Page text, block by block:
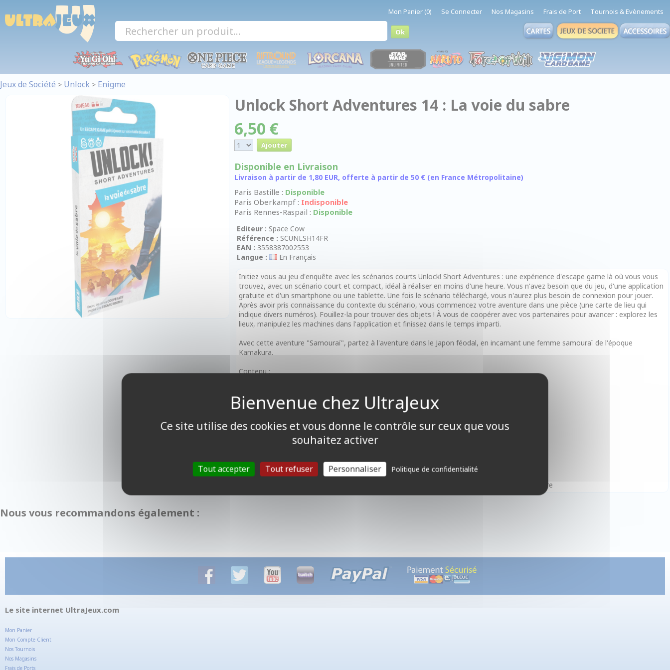
Mon Panier (0) Se Connecter Nos Magasins Frais de Port Tournois & Evènements
Jeux de Société > Unlock > Enigme
Unlock Short Adventures 14 : La voie du sabre
6,50 €
Disponible en Livraison
Livraison à partir de 1,80 EUR, offerte à partir de 50 € (en France Métropolitaine)
Paris Bastille : Disponible
Paris Oberkampf : Indisponible
Paris Rennes-Raspail : Disponible
Editeur : Space Cow
Référence : SCUNLSH14FR
EAN : 3558387002553
Langue :
En Français
Initiez vous au jeu d'enquête avec les scénarios courts Unlock! Short Adventures : une expérience d'escape game là où vous vous
trouvez, avec un scénario court et compact, idéal à réaliser en moins d'une heure. Vous n'avez besoin que du jeu, d'une application
gratuite et d'un smartphone ou une tablette. Une fois le scénario téléchargé, vous n'aurez plus besoin de connexion pour jouer.
Après avoir pris connaissance du contexte du scénario, vous commencez votre aventure dans une pièce (une carte de lieu qui
indique divers numéros). Fouillez-la pour trouver des objets ! À vous de coopérer avec vos partenaires pour avancer : explorez les
lieux, manipulez les machines dans l'application et finissez dans le temps imparti.
Avec cette aventure "Samouraï", partez à l'aventure dans le Japon féodal, en incarnant une femme samouraï de l'époque
Kamakura.
Contenu :
• 1 paquet de 30 cartes,
• Application gratuite à télécharger (nécessaire pour jouer)
Caractéristiques :
• Âge : à partir de 10 ans
• Nombre de Joueurs : de 1 à 6 joueurs
Mots clefs :
Escape room, Interactif, Application mobile, Enquête, Énigmes, Déduction, Immersion, Aventure
Nous vous recommandons également :
Le site internet UltraJeux.com
Mon Panier
Mon Compte Client
Nos Tournois
Nos Magasins
Frais de Ports
Panneau de gestion des cookies
Ce site utilise des cookies et vous donne le contrôle sur ceux que vous
souhaitez activer
Tout accepter Tout refuser Personnaliser Politique de confidentialité